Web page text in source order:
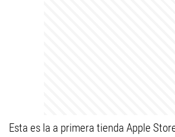
Esta es la a primera tienda Apple